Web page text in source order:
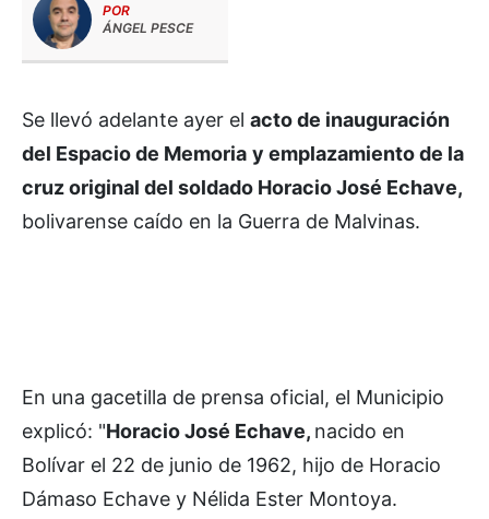
POR
ÁNGEL PESCE
Se llevó adelante ayer el acto de inauguración
del Espacio de Memoria y emplazamiento de la
cruz original del soldado Horacio José Echave,
bolivarense caído en la Guerra de Malvinas.
En una gacetilla de prensa oficial, el Municipio
explicó: "Horacio José Echave, nacido en
Bolívar el 22 de junio de 1962, hijo de Horacio
Dámaso Echave y Nélida Ester Montoya.